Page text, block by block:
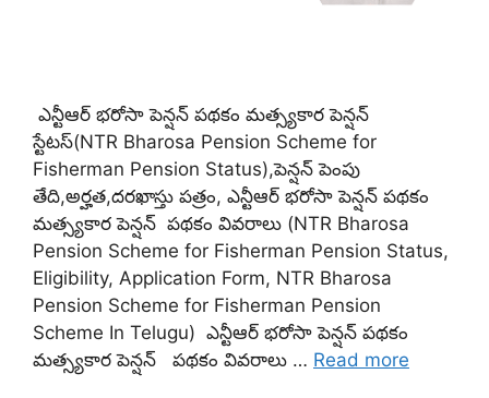
ఎన్టీఆర్ భరోసా పెన్షన్ పథకం మత్స్యకార పెన్షన్
స్టేటస్(NTR Bharosa Pension Scheme for
Fisherman Pension Status),పెన్షన్ పెంపు
తేది,అర్హత,దరఖాస్తు పత్రం, ఎన్టీఆర్ భరోసా పెన్షన్ పథకం
మత్స్యకార పెన్షన్ పథకం వివరాలు (NTR Bharosa
Pension Scheme for Fisherman Pension Status,
Eligibility, Application Form, NTR Bharosa
Pension Scheme for Fisherman Pension
Scheme In Telugu) ఎన్టీఆర్ భరోసా పెన్షన్ పథకం
మత్స్యకార పెన్షన్ పథకం వివరాలు … Read more